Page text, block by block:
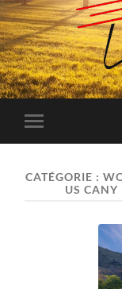
Toggle
mobile
CATÉGORIE :
US